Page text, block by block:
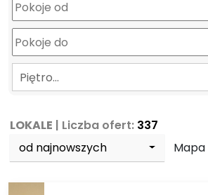
Piętro…
LOKALE | Liczba ofert: 337
od najnowszych
Mapa